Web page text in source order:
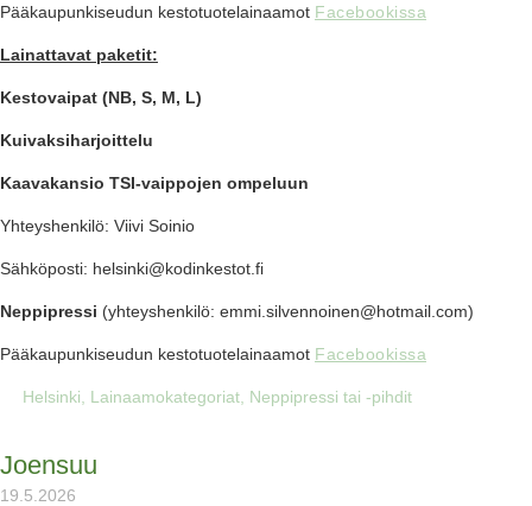
Pääkaupunkiseudun kestotuotelainaamot Facebookissa
Lainattavat paketit:
Kestovaipat (NB, S, M, L)
Kuivaksiharjoittelu
Kaavakansio TSI-vaippojen ompeluun
Yhteyshenkilö: Viivi Soinio
Sähköposti: helsinki@kodinkestot.fi
Neppipressi (yhteyshenkilö: emmi.silvennoinen@hotmail.com)
Pääkaupunkiseudun kestotuotelainaamot Facebookissa
Helsinki Lainaamokategoriat Neppipressi tai -pihdit
Joensuu
19.5.2026